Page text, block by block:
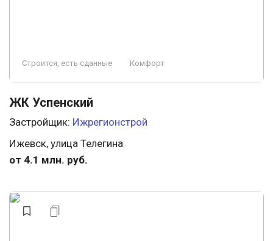
Строится, есть сданные Комфорт
ЖК Успенский
Застройщик: Ижрегионстрой
Ижевск, улица Телегина
от 4.1 млн. руб.